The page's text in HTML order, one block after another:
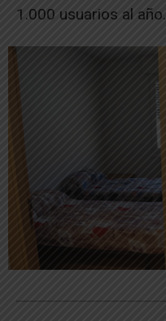
1.000 usuarios al año.